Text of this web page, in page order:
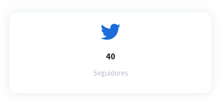
40
Seguidores